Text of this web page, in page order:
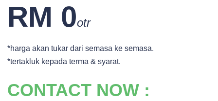
RM 0otr
*harga akan tukar dari semasa ke semasa.
*tertakluk kepada terma & syarat.
CONTACT NOW :